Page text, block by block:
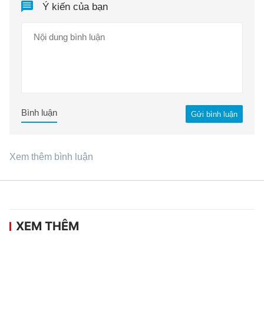
Ý kiến của bạn
Gửi bình luận
Bình luận
Xem thêm bình luận
XEM THÊM